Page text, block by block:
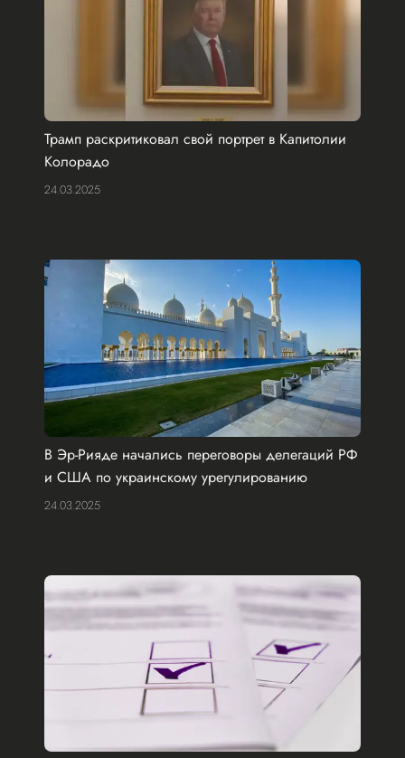
Трамп раскритиковал свой портрет в Капитолии
Колорадо
24.03.2025
В Эр-Рияде начались переговоры делегаций РФ
и США по украинскому урегулированию
24.03.2025